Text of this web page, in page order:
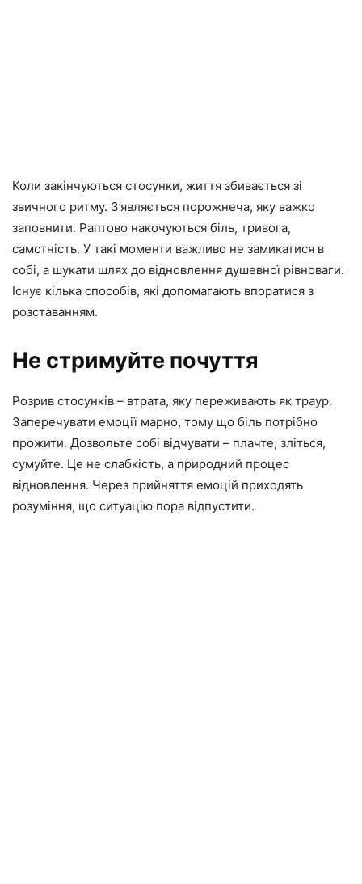
Коли закінчуються стосунки, життя збивається зі
звичного ритму. З’являється порожнеча, яку важко
заповнити. Раптово накочуються біль, тривога,
самотність. У такі моменти важливо не замикатися в
собі, а шукати шлях до відновлення душевної рівноваги.
Існує кілька способів, які допомагають впоратися з
розставанням.
Не стримуйте почуття
Розрив стосунків – втрата, яку переживають як траур.
Заперечувати емоції марно, тому що біль потрібно
прожити. Дозвольте собі відчувати – плачте, зліться,
сумуйте. Це не слабкість, а природний процес
відновлення. Через прийняття емоцій приходять
розуміння, що ситуацію пора відпустити.